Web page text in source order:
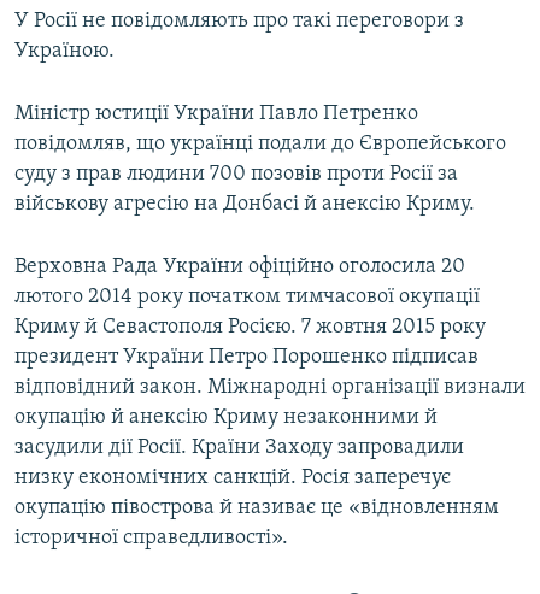
У Росії не повідомляють про такі переговори з
Україною.
Міністр юстиції України Павло Петренко
повідомляв, що українці подали до Європейського
суду з прав людини 700 позовів проти Росії за
військову агресію на Донбасі й анексію Криму.
Верховна Рада України офіційно оголосила 20
лютого 2014 року початком тимчасової окупації
Криму й Севастополя Росією. 7 жовтня 2015 року
президент України Петро Порошенко підписав
відповідний закон. Міжнародні організації визнали
окупацію й анексію Криму незаконними й
засудили дії Росії. Країни Заходу запровадили
низку економічних санкцій. Росія заперечує
окупацію півострова й називає це «відновленням
історичної справедливості».